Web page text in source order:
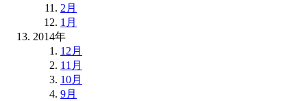
2月
1月
2014年
12月
11月
10月
9月